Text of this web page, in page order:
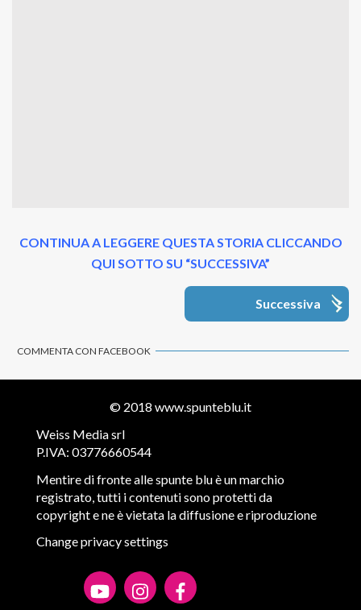
CONTINUA A LEGGERE QUESTA STORIA CLICCANDO
QUI SOTTO SU “SUCCESSIVA”
Successiva
COMMENTA CON FACEBOOK
© 2018 www.spunteblu.it
Weiss Media srl
P.IVA: 03776660544
Mentire di fronte alle spunte blu è un marchio
registrato, tutti i contenuti sono protetti da
copyright e ne è vietata la diffusione e riproduzione
Change privacy settings